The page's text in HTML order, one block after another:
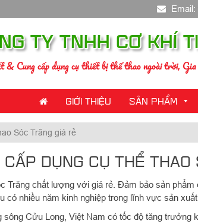
Email:
TY TNHH CƠ KHÍ
& Cung cấp dụng cụ thiết bị thể thao ngoài trời,
GIỚI THIỆU SẢN PHẨM
Sóc Trăng giá rẻ
CẤP DỤNG CỤ THỂ THAO
Trăng chất lượng với giá rẻ. Đảm bảo sản
nhiều năm kinh nghiệp trong lĩnh vực sản
sông Cửu Long, Việt Nam có tốc độ tăng